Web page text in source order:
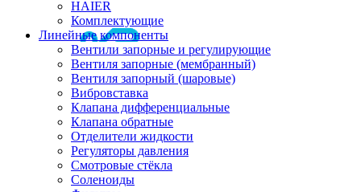
HAIER
Комплектующие
Линейные компоненты
Вентили запорные и регулирующие
Вентиля запорные (мембранный)
Вентиля запорный (шаровые)
Вибровставка
Клапана дифференциальные
Клапана обратные
Отделители жидкости
Регуляторы давления
Смотровые стёкла
Соленоиды